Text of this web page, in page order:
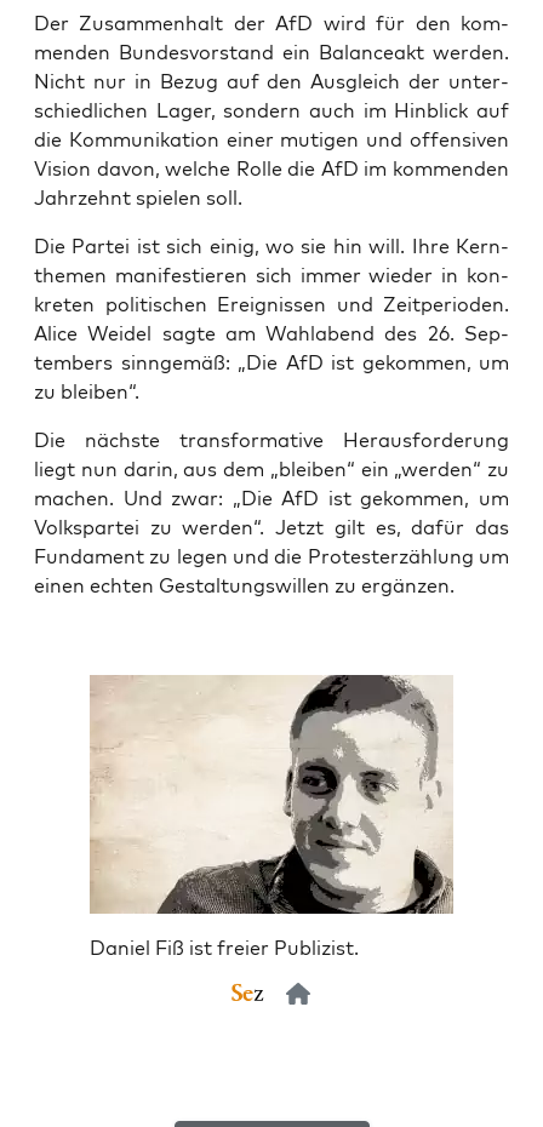
Der Zusam­men­halt der AfD wird für den kom­
men­den Bun­des­vor­stand ein Balan­ce­akt wer­den.
Nicht nur in Bezug auf den Aus­gleich der unter­
schied­li­chen Lager, son­dern auch im Hin­blick auf
die Kom­mu­ni­ka­ti­on einer muti­gen und offen­si­ven
Visi­on davon, wel­che Rol­le die AfD im kom­men­den
Jahr­zehnt spie­len soll.
Die Par­tei ist sich einig, wo sie hin will. Ihre Kern­
the­men mani­fes­tie­ren sich immer wie­der in kon­
kre­ten poli­ti­schen Ereig­nis­sen und Zeit­pe­ri­oden.
Ali­ce Wei­del sag­te am Wahl­abend des 26. Sep­
tem­bers sinn­ge­mäß: „Die AfD ist gekom­men, um
zu bleiben“.
Die nächs­te trans­for­ma­ti­ve Her­aus­for­de­rung
liegt nun dar­in, aus dem „blei­ben“ ein „wer­den“ zu
machen. Und zwar: „Die AfD ist gekom­men, um
Volks­par­tei zu wer­den“. Jetzt gilt es, dafür das
Fun­da­ment zu legen und die Pro­tes­ter­zäh­lung um
einen ech­ten Gestal­tungs­wil­len zu ergänzen.
Daniel Fiß ist freier Publizist.